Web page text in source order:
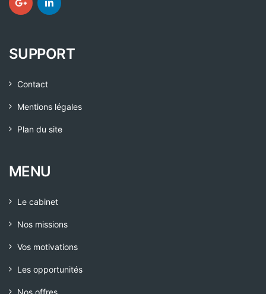
SUPPORT
Contact
Mentions légales
Plan du site
MENU
Le cabinet
Nos missions
Vos motivations
Les opportunités
Nos offres